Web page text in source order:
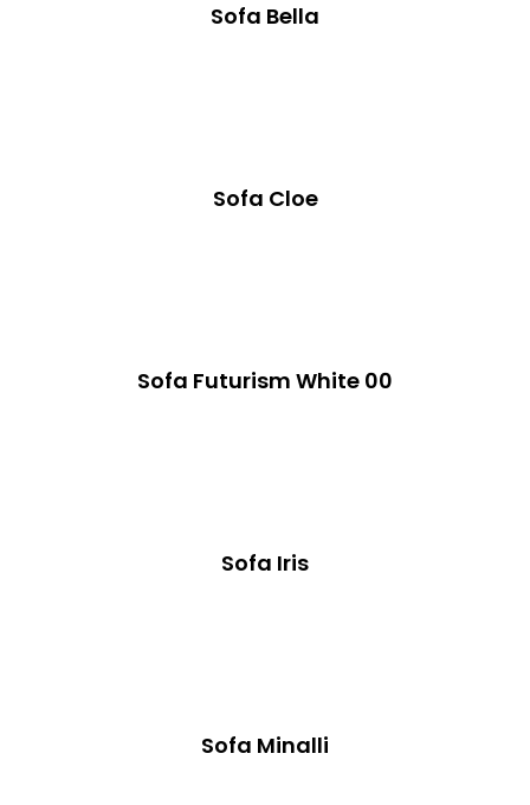
Sofa Bella
Sofa Cloe
Sofa Futurism White 00
Sofa Iris
Sofa Minalli